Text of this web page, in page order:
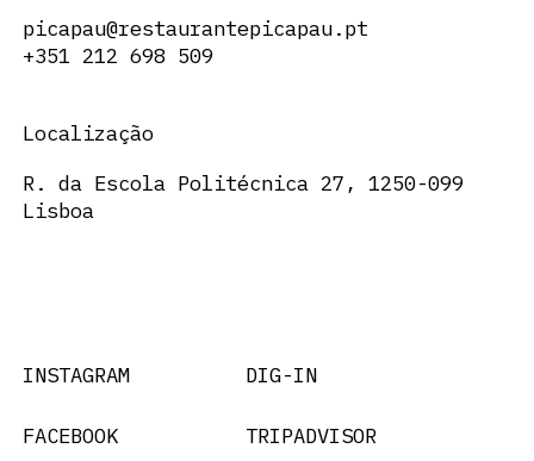
picapau@restaurantepicapau.pt
+351 212 698 509
Localização
R. da Escola Politécnica 27, 1250-099
Lisboa
INSTAGRAM DIG-IN
FACEBOOK TRIPADVISOR